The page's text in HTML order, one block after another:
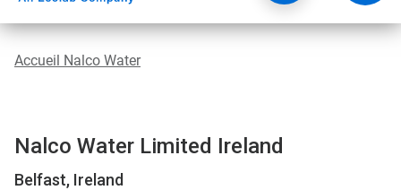
Accueil Nalco Water
Nalco Water Limited Ireland
Belfast, Ireland